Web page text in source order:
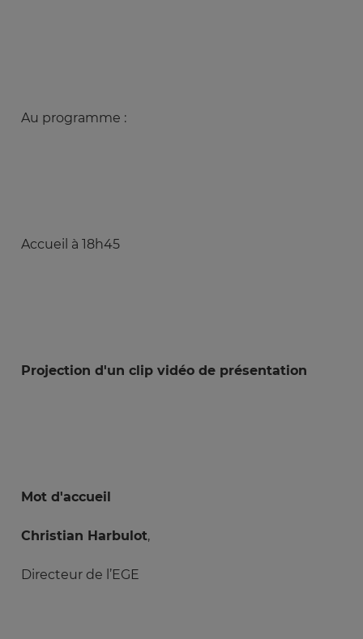
Au programme :
Accueil à 18h45
Projection d'un clip vidéo de présentation
Mot d'accueil
Christian Harbulot,
Directeur de l’EGE